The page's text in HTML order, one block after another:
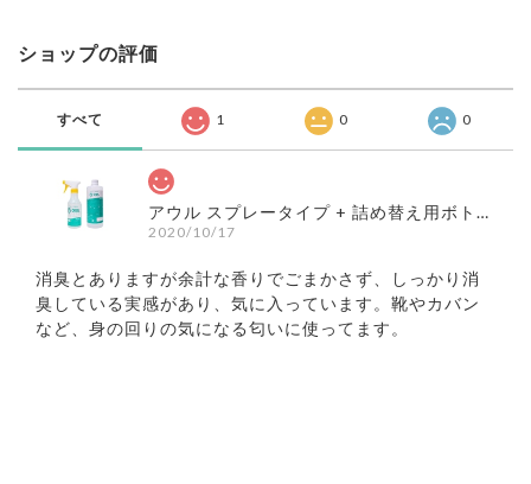
ショップの評価
すべて 1 0 0
アウル スプレータイプ + 詰め替え用ボトル セット
2020/10/17
消臭とありますが余計な香りでごまかさず、しっかり消
臭している実感があり、気に入っています。靴やカバン
など、身の回りの気になる匂いに使ってます。